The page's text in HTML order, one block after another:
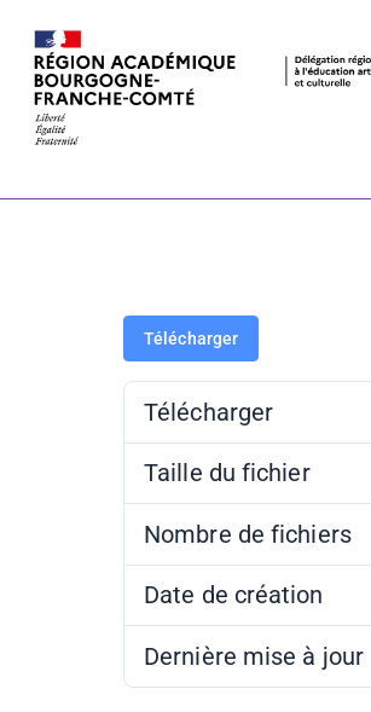
Télécharger
Télécharger
Taille du fichier
Nombre de fichiers
Date de création
Dernière mise à jour